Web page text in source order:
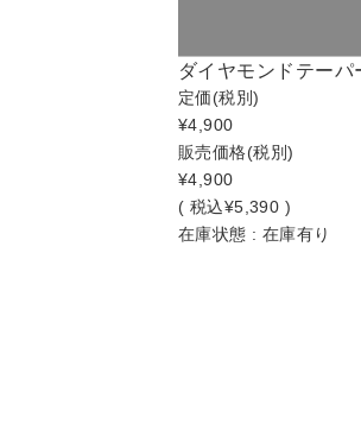
ダイヤモンドテー
定価(税別)
¥4,900
販売価格(税別)
¥4,900
( 税込¥5,390 )
在庫状態 : 在庫有り